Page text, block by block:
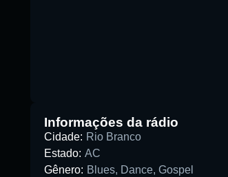
Informações da rádio
Cidade: Rio Branco
Estado: AC
Gênero: Blues, Dance, Gospel